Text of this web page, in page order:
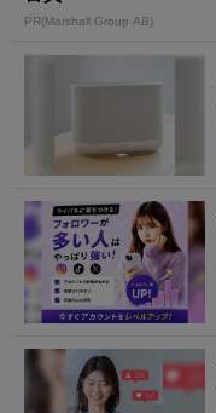
PR(Marshall Group AB)